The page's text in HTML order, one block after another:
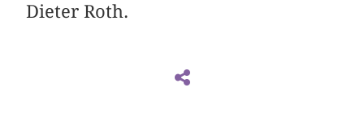
Dieter Roth.